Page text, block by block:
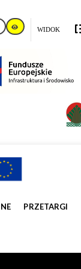
WIDOK
PRZETARGI